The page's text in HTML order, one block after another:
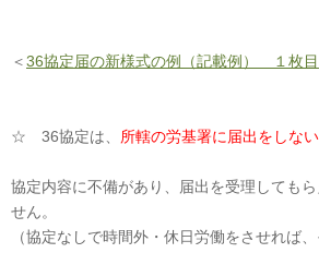
＜36協定届の新様式の例（記載例） １枚目
☆ 36協定は、 所轄の労基署に届出をしな
協定内容に不備があり、届出を受理しても
せん。
（協定なしで時間外・休日労働をさせれば